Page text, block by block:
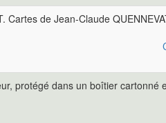
de Jean-Claude
protégé dans un boîtier cartonné